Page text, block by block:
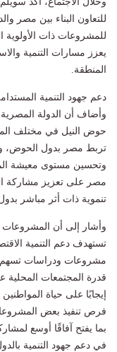
للتعاون البناء بين مصر
للمشروعات ذات الأولوية
يعزز مسارات التنمية
المنطقة.
دعم جهود التنمية
وأضاف أن الدولة المصرية
حوض النيل في مختلف
تربط مصر بدول الحوض،
وتحسين مستوى معيشة
مصر على تعزيز مشاركة
تنموية ذات أثر مباشر
وأشار إلى أن المشروعات
تستهدف دعم التنمية
مشروعات ودراسات تسهم
قدرة المجتمعات المحلية
إيجابًا على حياة
فرص تنفيذ بعض
بما يفتح آفاقًا أوسع
في دعم جهود التنمية